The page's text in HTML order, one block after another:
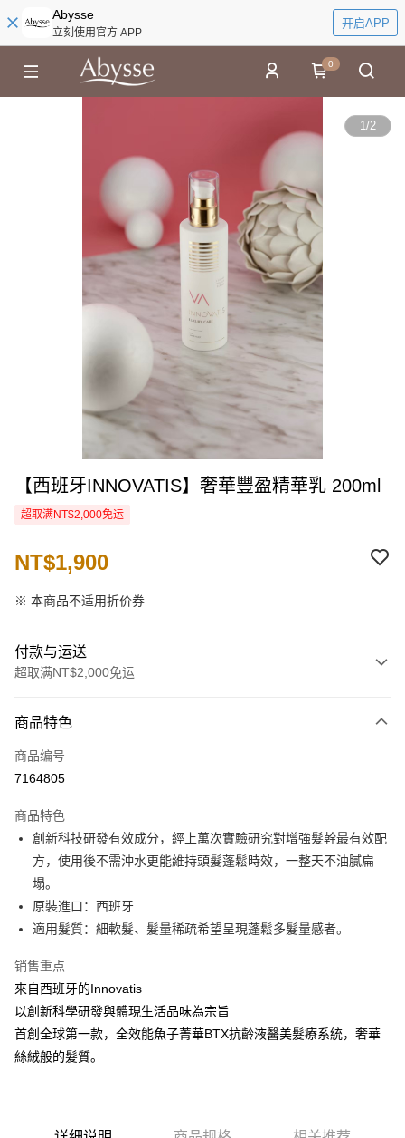
Abysse
立刻使用官方 APP
开启APP
0
1/2
【西班牙INNOVATIS】奢華豐盈精華乳 200ml
超取满NT$2,000免运
NT$1,900
※ 本商品不适用折价券
付款与运送
超取满NT$2,000免运
信用卡一次付款
信用卡分期付款
合作金库商业银行
华南商业银行
彰化商业银行
上海商业储蓄银行
台北富邦商业银行
国泰世华商业银行
台湾中小企业银行
汇丰（台湾）商业银行
华泰商业银行
联邦商业银行
远东国际商业银行
元大商业银行
台新国际商业银行
台湾乐天信用卡公司
6期 0利率，每期
华南商业银行
彰化商业银行
上海商业储蓄银行
国泰世华商业银行
台湾中小企业银行
台中商业银行
联邦商业银行
元大商业银行
玉山商业银行
星展（台湾）商业银行
台湾乐天信用卡公司
超商取货付款
LINE Pay
Apple Pay
街口支付
悠遊付
Plus PAY
商品特色
商品编号
7164805
商品特色
創新科技研發有效成分，經上萬次實驗研究對增強髮幹最有效配
方，使用後不需沖水更能維持頭髮蓬鬆時效，一整天不油膩扁
塌。
原裝進口：西班牙
適⽤髮質：細軟髮、髮量稀疏希望呈現蓬鬆多髮量感者。
销售重点
來自西班牙的Innovatis
以創新科學研發與體現生活品味為宗旨
首創全球第一款，全效能魚子菁華BTX抗齡液醫美髮療系統，奢華
絲絨般的髮質。